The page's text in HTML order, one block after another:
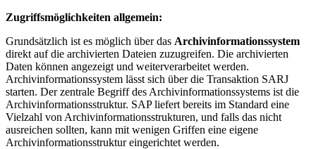
Zugriffsmöglichkeiten allgemein:
Grundsätzlich ist es möglich über das Archivinformationssystem
direkt auf die archivierten Dateien zuzugreifen. Die archivierten
Daten können angezeigt und weiterverarbeitet werden.
Archivinformationssystem lässt sich über die Transaktion SARJ
starten. Der zentrale Begriff des Archivinformationssystems ist die
Archivinformationsstruktur. SAP liefert bereits im Standard eine
Vielzahl von Archivinformationsstrukturen, und falls das nicht
ausreichen sollten, kann mit wenigen Griffen eine eigene
Archivinformationsstruktur eingerichtet werden.